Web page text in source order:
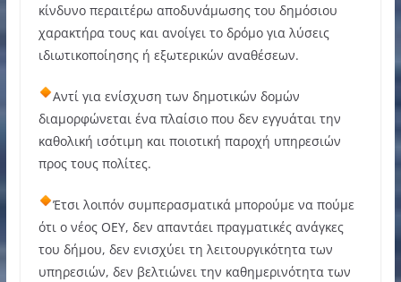
κίνδυνο περαιτέρω αποδυνάμωσης του δημόσιου
χαρακτήρα τους και ανοίγει το δρόμο για λύσεις
ιδιωτικοποίησης ή εξωτερικών αναθέσεων.
Αντί για ενίσχυση των δημοτικών δομών
διαμορφώνεται ένα πλαίσιο που δεν εγγυάται την
καθολική ισότιμη και ποιοτική παροχή υπηρεσιών
προς τους πολίτες.
Έτσι λοιπόν συμπερασματικά μπορούμε να πούμε
ότι ο νέος ΟΕΥ, δεν απαντάει πραγματικές ανάγκες
του δήμου, δεν ενισχύει τη λειτουργικότητα των
υπηρεσιών, δεν βελτιώνει την καθημερινότητα των